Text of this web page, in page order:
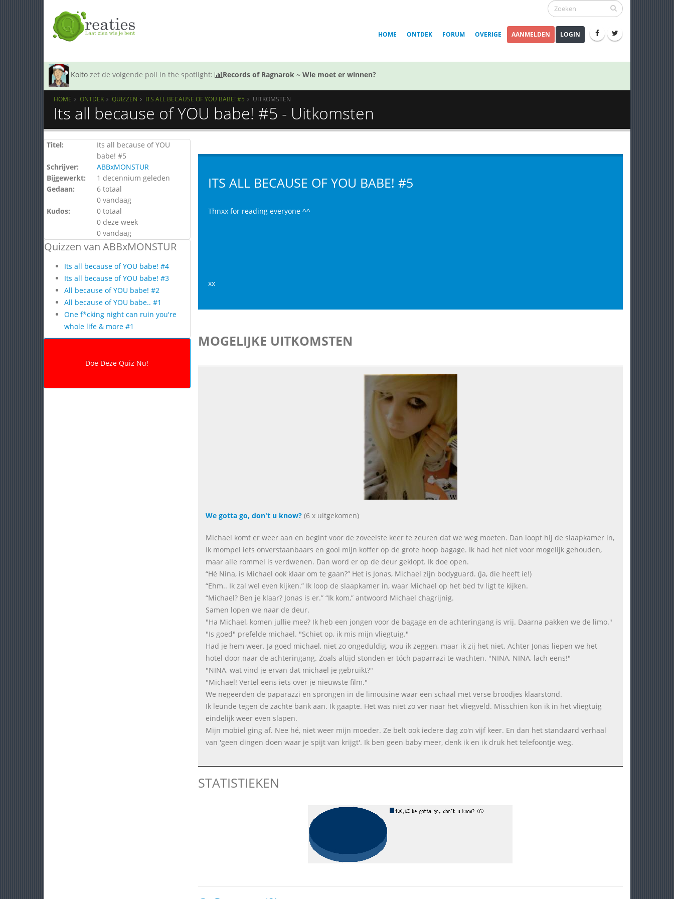
HOME ONTDEK FORUM OVERIGE AANMELDEN LOGIN
Koito zet de volgende poll in the spotlight: Records of Ragnarok ~ Wie moet er winnen?
HOME ONTDEK QUIZZEN ITS ALL BECAUSE OF YOU BABE! #5 UITKOMSTEN
Its all because of YOU babe! #5 - Uitkomsten
Titel:
Its all because of YOU
babe! #5
Schrijver:
ABBxMONSTUR
Bijgewerkt:
1 decennium geleden
Gedaan:
6 totaal
0 vandaag
Kudos:
0 totaal
0 deze week
0 vandaag
Quizzen van ABBxMONSTUR
Its all because of YOU babe! #4
Its all because of YOU babe! #3
All because of YOU babe! #2
All because of YOU babe.. #1
One f*cking night can ruin you're
whole life & more #1
ITS ALL BECAUSE OF YOU BABE! #5
Thnxx for reading everyone ^^
xx
MOGELIJKE UITKOMSTEN
We gotta go, don't u know? (6 x uitgekomen)
Michael komt er weer aan en begint voor de zoveelste keer te zeuren dat we weg moeten. Dan loopt hij de slaapkamer in,
Ik mompel iets onverstaanbaars en gooi mijn koffer op de grote hoop bagage. Ik had het niet voor mogelijk gehouden,
maar alle rommel is verdwenen. Dan word er op de deur geklopt. Ik doe open.
“Hé Nina, is Michael ook klaar om te gaan?” Het is Jonas, Michael zijn bodyguard. (Ja, die heeft ie!)
“Ehm.. Ik zal wel even kijken.” Ik loop de slaapkamer in, waar Michael op het bed tv ligt te kijken.
“Michael? Ben je klaar? Jonas is er.” “Ik kom,” antwoord Michael chagrijnig.
Samen lopen we naar de deur.
"Ha Michael, komen jullie mee? Ik heb een jongen voor de bagage en de achteringang is vrij. Daarna pakken we de limo."
"Is goed" prefelde michael. "Schiet op, ik mis mijn vliegtuig."
Had je hem weer. Ja goed michael, niet zo ongeduldig, wou ik zeggen, maar ik zij het niet. Achter Jonas liepen we het
hotel door naar de achteringang. Zoals altijd stonden er tóch paparrazi te wachten. "NINA, NINA, lach eens!"
"NINA, wat vind je ervan dat michael je gebruikt?"
"Michael! Vertel eens iets over je nieuwste film."
We negeerden de paparazzi en sprongen in de limousine waar een schaal met verse broodjes klaarstond.
Ik leunde tegen de zachte bank aan. Ik gaapte. Het was niet zo ver naar het vliegveld. Misschien kon ik in het vliegtuig
eindelijk weer even slapen.
Mijn mobiel ging af. Nee hé, niet weer mijn moeder. Ze belt ook iedere dag zo'n vijf keer. En dan het standaard verhaal
van 'geen dingen doen waar je spijt van krijgt'. Ik ben geen baby meer, denk ik en ik druk het telefoontje weg.
STATISTIEKEN